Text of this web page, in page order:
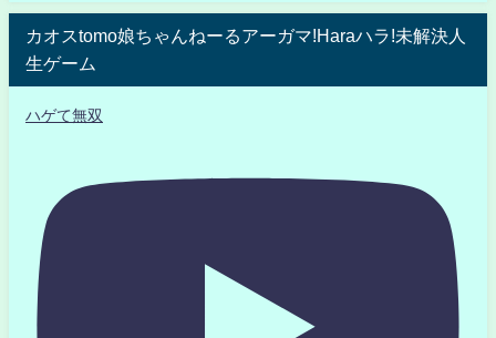
カオスtomo娘ちゃんねーるアーガマ!Haraハラ!未解決人
生ゲーム
ハゲて無双